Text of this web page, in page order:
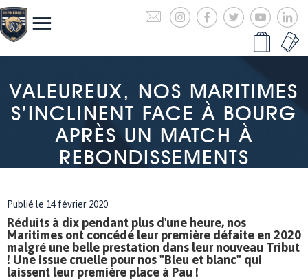
VALEUREUX, NOS MARITIMES
S’INCLINENT FACE À BOURG
APRÈS UN MATCH À
REBONDISSEMENTS
Publié le 14 février 2020
Réduits à dix pendant plus d'une heure, nos
Maritimes ont concédé leur première défaite en 2020
malgré une belle prestation dans leur nouveau Tribut
! Une issue cruelle pour nos "Bleu et blanc" qui
laissent leur première place à Pau !